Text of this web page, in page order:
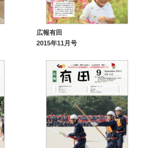
広報有田
2015年11月号